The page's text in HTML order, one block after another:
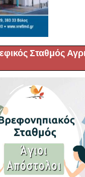
Σταθμός